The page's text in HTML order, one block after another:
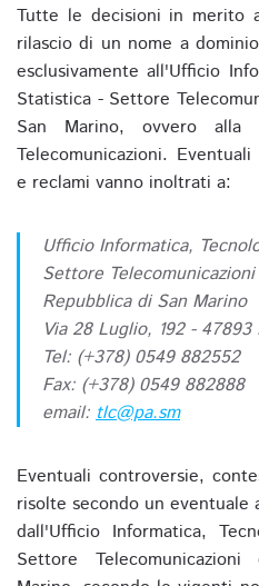
Tutte le decisioni in merito
rilascio di un nome a
esclusivamente all'Ufficio
Statistica - Settore
San Marino, ovvero
Telecomunicazioni.
e reclami vanno inoltrati a:
Ufficio Informatica,
Settore Telecomunicazioni
Repubblica di San Marino
Via 28 Luglio, 192 -
Tel: (+378) 0549 882552
Fax: (+378) 0549 882888
email: tlc@pa.sm
Eventuali controversie,
risolte secondo un
dall'Ufficio Informatica,
Settore